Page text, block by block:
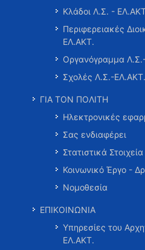
Κλάδοι Λ.Σ. -
Περιφερειακές
ΕΛ.ΑΚΤ.
Οργανόγραμμα
Σχολές Λ.Σ.-
ΓΙΑ ΤΟΝ ΠΟΛΙΤΗ
Ηλεκτρονικές
Σας ενδιαφέρει
Στατιστικά Στοιχεία
Κοινωνικό Έργο -
Νομοθεσία
ΕΠΙΚΟΙΝΩΝΙΑ
Υπηρεσίες του
ΕΛ.ΑΚΤ.